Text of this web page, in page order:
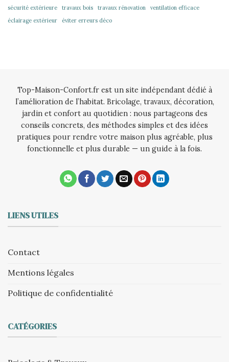
sécurité extérieure
travaux bois travaux rénovation
ventilation efficace
éclairage extérieur
éviter erreurs déco
Top-Maison-Confort.fr est un site indépendant dédié à
l’amélioration de l’habitat. Bricolage, travaux, décoration,
jardin et confort au quotidien : nous partageons des
conseils concrets, des méthodes simples et des idées
pratiques pour rendre votre maison plus agréable, plus
fonctionnelle et plus durable — un guide à la fois.
LIENS UTILES
Contact
Mentions légales
Politique de confidentialité
CATÉGORIES